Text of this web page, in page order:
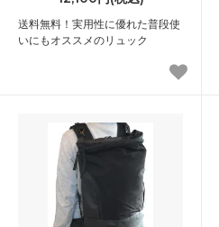
送料無料！実用性に優れた普段使
いにもオススメのリュック